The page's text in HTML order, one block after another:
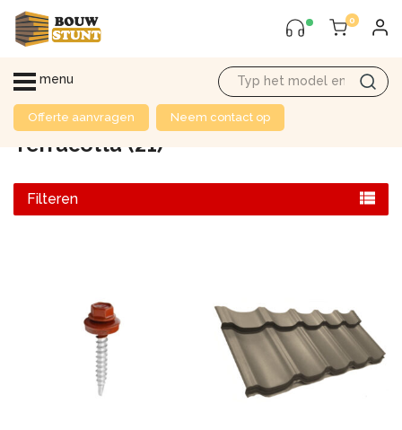
0
menu
Offerte aanvragen Neem contact op
Terracotta (21)
Filteren
HOME